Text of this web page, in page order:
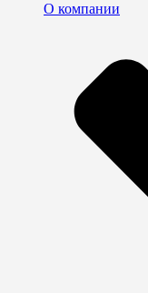
О компании